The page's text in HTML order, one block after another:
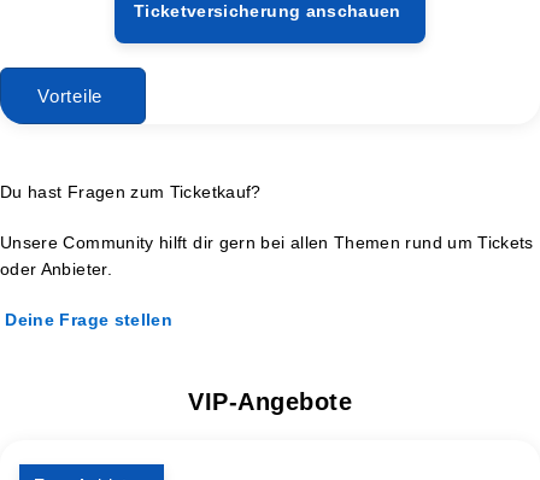
Ticketversicherung anschauen
Vorteile
Du hast Fragen zum Ticketkauf?
Unsere Community hilft dir gern bei allen Themen rund um Tickets
oder Anbieter.
Deine Frage stellen
VIP-Angebote